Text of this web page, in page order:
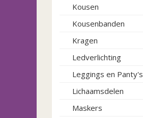
Kousen
Kousenbanden
Kragen
Ledverlichting
Leggings en Panty's
Lichaamsdelen
Maskers